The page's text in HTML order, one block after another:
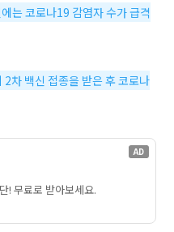
는 코로나19 감염자 수가 급격
차 백신 접종을 받은 후 코로나
AD
! 무료로 받아보세요.